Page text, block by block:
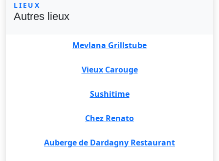
LIEUX
Autres lieux
Mevlana Grillstube
Vieux Carouge
Sushitime
Chez Renato
Auberge de Dardagny Restaurant